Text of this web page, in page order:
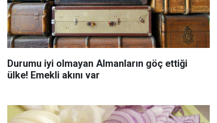
Durumu iyi olmayan Almanların göç ettiği
ülke! Emekli akını var